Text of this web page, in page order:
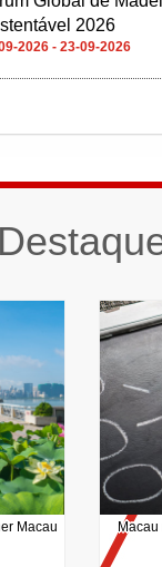
2026 - 11-10-2026
Macau